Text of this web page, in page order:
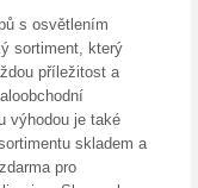
Slevový